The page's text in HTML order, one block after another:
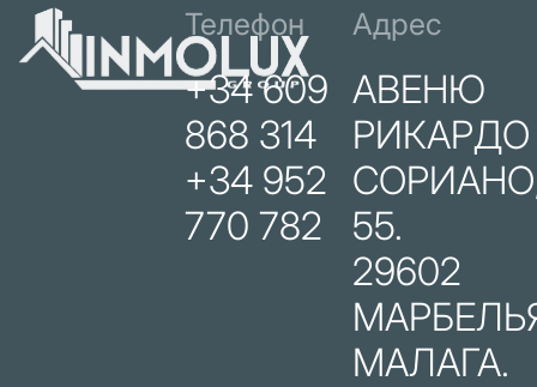
Телефон
+34 609
868 314
+34 952
770 782
Адрес
АВЕНЮ
РИКАРДО
55.
29602
МАЛАГА.